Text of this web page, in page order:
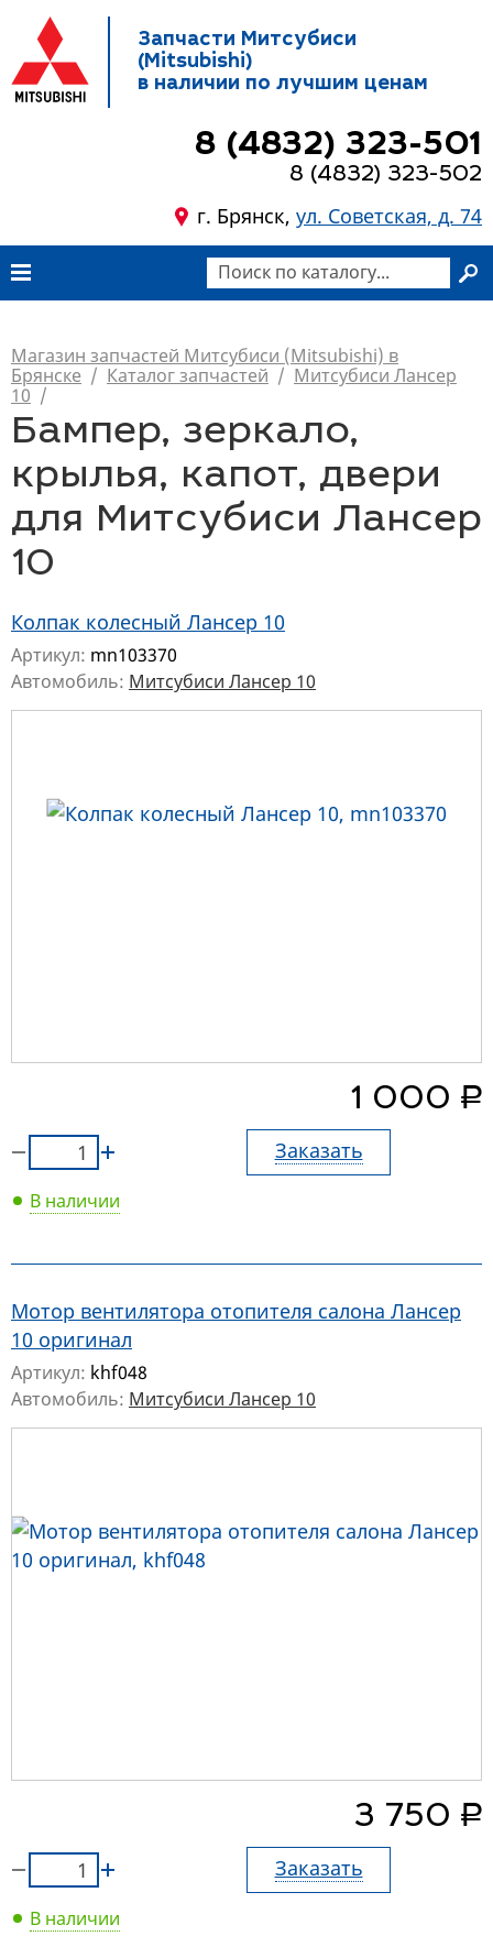
Запчасти Митсубиси
(Mitsubishi)
в наличии по лучшим ценам
8 (4832) 323-501
8 (4832) 323-502
г. Брянск, ул. Советская, д. 74
Магазин запчастей Митсубиси (Mitsubishi) в
Брянске / Каталог запчастей / Митсубиси Лансер
10 /
Бампер, зеркало,
крылья, капот, двери
для Митсубиси Лансер
10
Колпак колесный Лансер 10
Артикул: mn103370
Автомобиль: Митсубиси Лансер 10
1 000 руб.
Заказать
В наличии
Мотор вентилятора отопителя салона Лансер
10 оригинал
Артикул: khf048
Автомобиль: Митсубиси Лансер 10
3 750 руб.
Заказать
В наличии